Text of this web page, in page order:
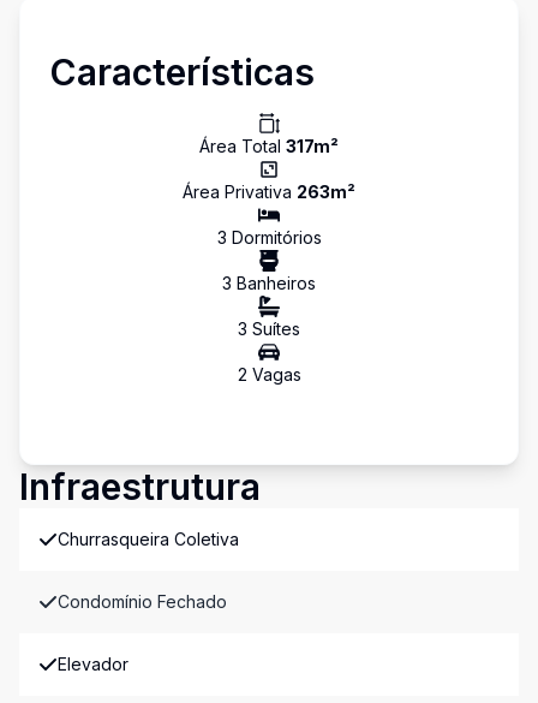
Características
Área Total 317m²
Área Privativa 263m²
3 Dormitórios
3 Banheiros
3 Suítes
2 Vagas
Infraestrutura
Churrasqueira Coletiva
Condomínio Fechado
Elevador